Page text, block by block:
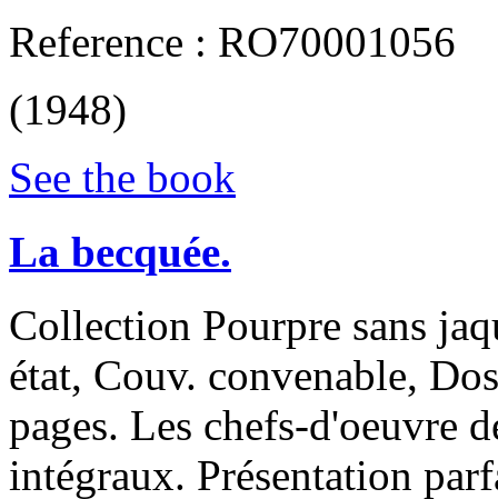
Reference : RO70001056
(1948)
See the book
‎La becquée.‎
‎Collection Pourpre sans
état, Couv. convenable,
pages. Les chefs-d'oeuvre
intégraux. Présentation